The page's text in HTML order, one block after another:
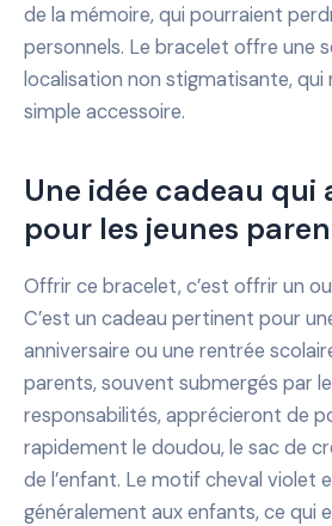
de la mémoire, qui pourraient
personnels. Le bracelet offre une
localisation non stigmatisante, qui
simple accessoire.
Une idée cadeau qui
pour les jeunes
Offrir ce bracelet, c’est offrir un
C’est un cadeau pertinent pour
anniversaire ou une rentrée
parents, souvent submergés par
responsabilités, apprécieront de
rapidement le doudou, le sac de
de l’enfant. Le motif cheval violet
généralement aux enfants, ce qui